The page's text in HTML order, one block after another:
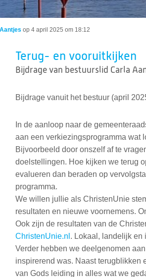
op 4 april 2025 om 18:12
Terug- en vooruitkijken
Bijdrage van bestuurslid Carla
Bijdrage vanuit het bestuur (april
In de aanloop naar de
aan een verkiezingsprogramma wat
Bijvoorbeeld door onszelf af te
doelstellingen. Hoe kijken we terug
evalueren dan beraden op
programma.
We willen jullie als ChristenUnie
resultaten en nieuwe voornemens.
Ook zijn de resultaten van de
ChristenUnie.nl . Lokaal, landelijk en
Verder hebben we deelgenomen
inspirerend was. Naast terugblikken
van Gods leiding in alles wat we